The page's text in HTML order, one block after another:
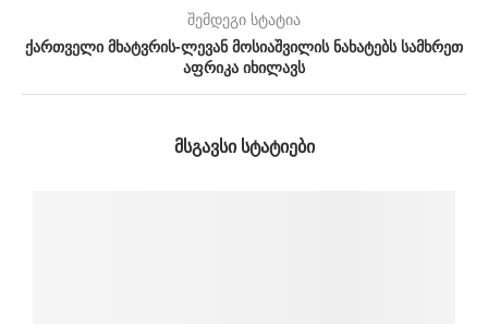
შემდეგი სტატია
ქართველი მხატვრის-ლევან მოსიაშვილის ნახატებს სამხრეთ
აფრიკა იხილავს
ᲛᲡᲒᲐᲕᲡᲘ ᲡᲢᲐᲢᲘᲔᲑᲘ